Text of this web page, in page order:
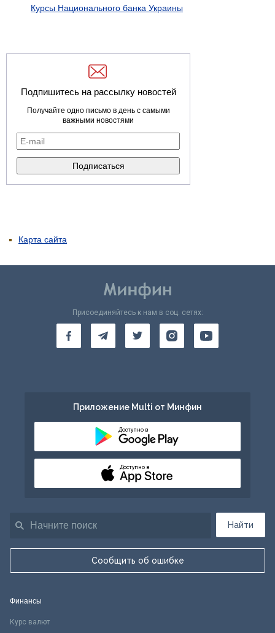
Курсы Национального банка Украины
Подпишитесь на рассылку новостей
Получайте одно письмо в день с самыми
важными новостями
Карта сайта
Найти
Сообщить об ошибке
Присоединяйтесь к нам в соц. сетях:
Приложение Multi от Минфин
Доступно в
Доступно в
Финансы
Курс валют